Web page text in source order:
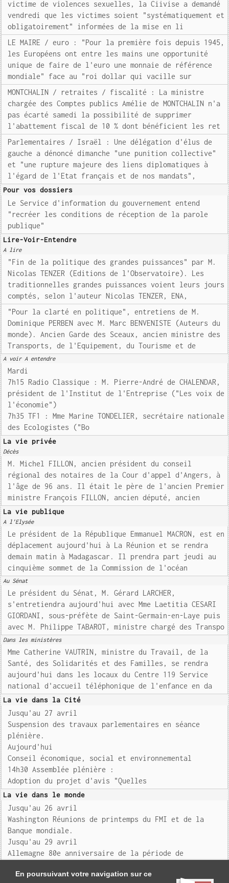
En poursuivant votre navigation sur ce
victime de violences sexuelles, la Ciivise a demandé
vendredi que les victimes soient "systématiquement et
obligatoirement" informées de la mise en li
LE MAIRE / euro : "Pour la première fois depuis 1945,
les Européens ont entre les mains une opportunité
unique de faire de l'euro une monnaie de référence
mondiale" face au "roi dollar qui vacille sur
MONTCHALIN / retraites / fiscalité : La ministre
chargée des Comptes publics Amélie de MONTCHALIN n'a
pas écarté samedi la possibilité de supprimer
l'abattement fiscal de 10 % dont bénéficient les ret
Parlementaires / Israël : Une délégation d'élus de
gauche a dénoncé dimanche "une punition collective"
et "une rupture majeure des liens diplomatiques à
l'égard de l'Etat français et de nos mandats",
Pour vos dossiers
Le Service d'information du gouvernement entend
"recréer les conditions de réception de la parole
publique"
Lire-Voir-Entendre
A lire
"Fin de la politique des grandes puissances" par M.
Nicolas TENZER (Editions de l'Observatoire). Les
traditionnelles grandes puissances voient leurs jours
comptés, selon l'auteur Nicolas TENZER, ENA,
"Pour la clarté en politique", entretiens de M.
Dominique PERBEN avec M. Marc BENVENISTE (Auteurs du
monde). Ancien Garde des Sceaux, ancien ministre des
Transports, de l'Equipement, du Tourisme et de
A voir A entendre
Mardi
7h15 Radio Classique : M. Pierre-André de CHALENDAR,
président de l'Institut de l'Entreprise ("Les voix de
l'économie")
7h35 TF1 : Mme Marine TONDELIER, secrétaire nationale
des Ecologistes ("Bo
La vie privée
Décès
M. Michel FILLON, ancien président du conseil
régional des notaires de la Cour d'appel d'Angers, à
l'âge de 96 ans. Il était le père de l'ancien Premier
ministre François FILLON, ancien député, ancien
La vie publique
A l'Elysée
Le président de la République Emmanuel MACRON, est en
déplacement aujourd'hui à La Réunion et se rendra
demain matin à Madagascar. Il prendra part jeudi au
cinquième sommet de la Commission de l'océan
Au Sénat
Le président du Sénat, M. Gérard LARCHER,
s'entretiendra aujourd'hui avec Mme Laetitia CESARI
GIORDANI, sous-préfète de Saint-Germain-en-Laye puis
avec M. Philippe TABAROT, ministre chargé des Transpo
Dans les ministères
Mme Catherine VAUTRIN, ministre du Travail, de la
Santé, des Solidarités et des Familles, se rendra
aujourd'hui dans les locaux du Centre 119 Service
national d'accueil téléphonique de l'enfance en da
La vie dans la Cité
Jusqu'au 27 avril
Suspension des travaux parlementaires en séance
plénière.
Aujourd'hui
Conseil économique, social et environnemental
14h30 Assemblée plénière :
Adoption du projet d'avis "Quelles
La vie dans le monde
Jusqu'au 26 avril
Washington Réunions de printemps du FMI et de la
Banque mondiale.
Jusqu'au 29 avril
Allemagne 80e anniversaire de la période de